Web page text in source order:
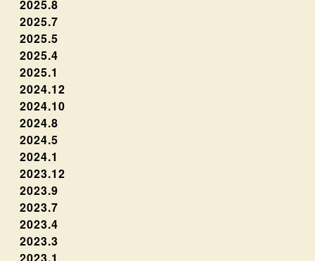
2025.8
2025.7
2025.5
2025.4
2025.1
2024.12
2024.10
2024.8
2024.5
2024.1
2023.12
2023.9
2023.7
2023.4
2023.3
2023.1